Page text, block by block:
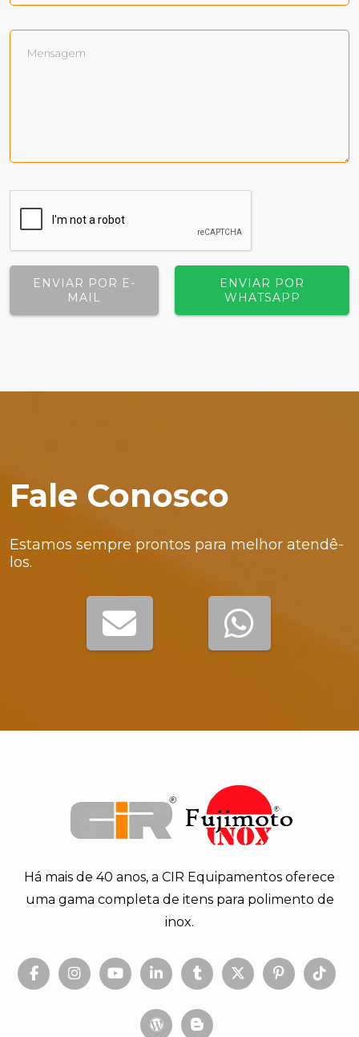
ENVIAR POR E-
MAIL
ENVIAR POR
WHATSAPP
Fale Conosco
Estamos sempre prontos para melhor atendê-
los.
Há mais de 40 anos, a CIR Equipamentos oferece
uma gama completa de itens para polimento de
inox.